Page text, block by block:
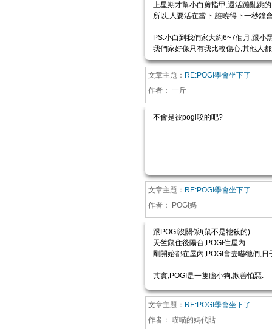
上星期才幫小白剪指甲,還活蹦亂跳
所以,人要活在當下,誰曉得下一秒鐘
PS.小白到我們家大約6~7個月,跟小
我們家好像只有我比較傷心,其他人
文章主題： RE:POGI學會坐下了
作者： 一斤
不會是被pogi咬的吧?
文章主題： RE:POGI學會坐下了
作者：
POGI媽
跟POGI沒關係!(鼠不是牠殺的)
天竺鼠住後陽台,POGI住屋內.
剛開始都在屋內,POGI會去嚇牠們,
其實,POGI是一隻膽小狗,欺善怕惡.
文章主題： RE:POGI學會坐下了
作者： 喵喵的媽代貼